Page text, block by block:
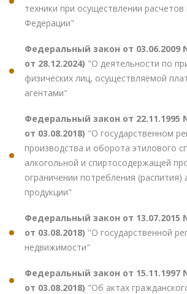
техники при осуществлении расчетов
Федерации"
Федеральный закон от 03.06.2009
от 28.12.2024) "О деятельности по
физических лиц, осуществляемой
агентами"
Федеральный закон от 22.11.1995
от 03.08.2018) "О государственном
производства и оборота этилового
алкогольной и спиртосодержащей
ограничении потребления (распития)
продукции"
Федеральный закон от 13.07.2015
от 03.08.2018) "О государственной
недвижимости"
Федеральный закон от 15.11.1997
от 03.08.2018) "Об актах